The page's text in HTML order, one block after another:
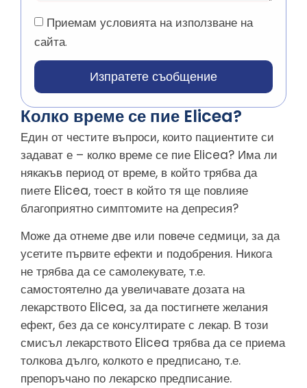
Приемам условията на използване на
сайта.
Изпратете съобщение
Колко време се пие Elicea?
Един от честите въпроси, които пациентите си
задават е – колко време се пие Elicea? Има ли
някакъв период от време, в който трябва да
пиете Elicea, тоест в който тя ще повлияе
благоприятно симптомите на депресия?
Може да отнеме две или повече седмици, за да
усетите първите ефекти и подобрения. Никога
не трябва да се самолекувате, т.е.
самостоятелно да увеличавате дозата на
лекарството Elicea, за да постигнете желания
ефект, без да се консултирате с лекар. В този
смисъл лекарството Elicea трябва да се приема
толкова дълго, колкото е предписано, т.е.
препоръчано по лекарско предписание.